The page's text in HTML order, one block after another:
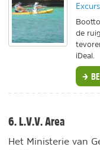
de
iDeal.
6. L.V.V. Area
Het Ministerie van